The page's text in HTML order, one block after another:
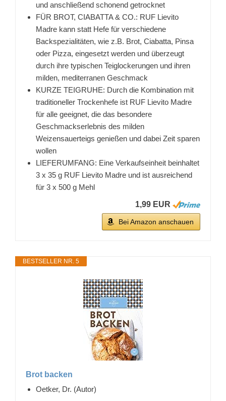
und anschließend schonend getrocknet
FÜR BROT, CIABATTA & CO.: RUF Lievito
Madre kann statt Hefe für verschiedene
Backspezialitäten, wie z.B. Brot, Ciabatta, Pinsa
oder Pizza, eingesetzt werden und überzeugt
durch ihre typischen Teiglockerungen und ihren
milden, mediterranen Geschmack
KURZE TEIGRUHE: Durch die Kombination mit
traditioneller Trockenhefe ist RUF Lievito Madre
für alle geeignet, die das besondere
Geschmackserlebnis des milden
Weizensauerteigs ­genießen und dabei Zeit sparen
wollen
LIEFERUMFANG: Eine Verkaufseinheit beinhaltet
3 x 35 g RUF Lievito Madre und ist ausreichend
für 3 x 500 g Mehl
1,99 EUR
Bei Amazon anschauen
BESTSELLER NR. 5
Brot backen
Oetker, Dr. (Autor)